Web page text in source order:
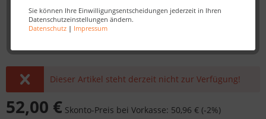
Sie können Ihre Einwilligungsentscheidungen jederzeit in Ihren
Datenschutzeinstellungen ändern.
Datenschutz| Impressum
Dieser Artikel steht derzeit nicht zur Verfügung!
52,00 € Skonto-Preis bei Vorkasse: 50,96 € (-2%)